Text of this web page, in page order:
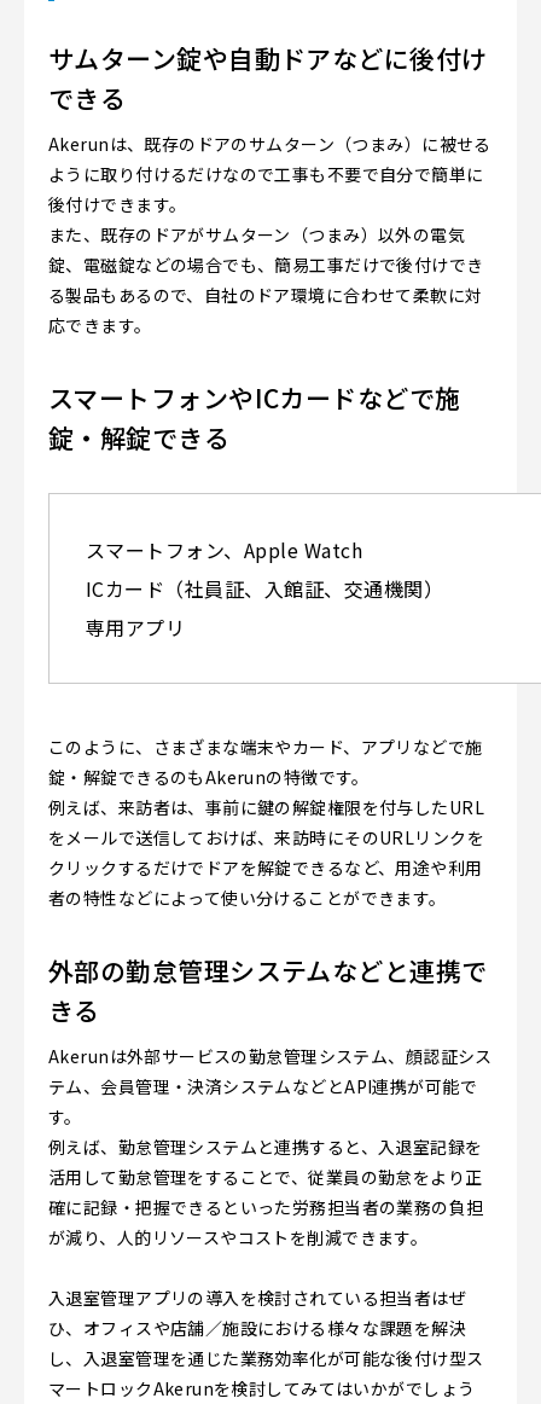
サムターン錠や自動ドアなどに後付け
できる
Akerunは、既存のドアのサムターン（つまみ）に被せる
ように取り付けるだけなので工事も不要で自分で簡単に
後付けできます。
また、既存のドアがサムターン（つまみ）以外の電気
錠、電磁錠などの場合でも、簡易工事だけで後付けでき
る製品もあるので、自社のドア環境に合わせて柔軟に対
応できます。
スマートフォンやICカードなどで施
錠・解錠できる
スマートフォン、Apple Watch
ICカード（社員証、入館証、交通機関）
専用アプリ
このように、さまざまな端末やカード、アプリなどで施
錠・解錠できるのもAkerunの特徴です。
例えば、来訪者は、事前に鍵の解錠権限を付与したURL
をメールで送信しておけば、来訪時にそのURLリンクを
クリックするだけでドアを解錠できるなど、用途や利用
者の特性などによって使い分けることができます。
外部の勤怠管理システムなどと連携で
きる
Akerunは外部サービスの勤怠管理システム、顔認証シス
テム、会員管理・決済システムなどとAPI連携が可能で
す。
例えば、勤怠管理システムと連携すると、入退室記録を
活用して勤怠管理をすることで、従業員の勤怠をより正
確に記録・把握できるといった労務担当者の業務の負担
が減り、人的リソースやコストを削減できます。
入退室管理アプリの導入を検討されている担当者はぜ
ひ、オフィスや店舗／施設における様々な課題を解決
し、入退室管理を通じた業務効率化が可能な後付け型ス
マートロックAkerunを検討してみてはいかがでしょう